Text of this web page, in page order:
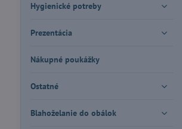
Hygienické potreby
Prezentácia
Nákupné poukážky
Ostatné
Blahoželanie do obálok